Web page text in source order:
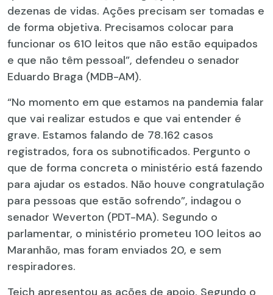
dezenas de vidas. Ações precisam ser tomadas e
de forma objetiva. Precisamos colocar para
funcionar os 610 leitos que não estão equipados
e que não têm pessoal”, defendeu o senador
Eduardo Braga (MDB-AM).
“No momento em que estamos na pandemia falar
que vai realizar estudos e que vai entender é
grave. Estamos falando de 78.162 casos
registrados, fora os subnotificados. Pergunto o
que de forma concreta o ministério está fazendo
para ajudar os estados. Não houve congratulação
para pessoas que estão sofrendo”, indagou o
senador Weverton (PDT-MA). Segundo o
parlamentar, o ministério prometeu 100 leitos ao
Maranhão, mas foram enviados 20, e sem
respiradores.
Teich apresentou as ações de apoio. Segundo o